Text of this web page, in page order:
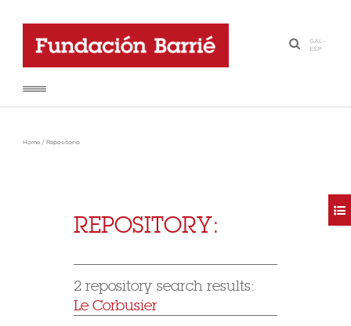
·
GAL-
ESP
Home / Repositorio
REPOSITORY:
2 repository search results:
Le Corbusier